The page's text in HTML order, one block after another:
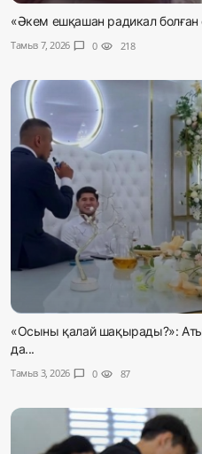
«Әкем ешқашан радикал болған
Тамыз 7, 2026 chat_bubble 0 visibility 218
«Осыны қалай шақырады?»:
да...
Тамыз 3, 2026 chat_bubble 0 visibility 87